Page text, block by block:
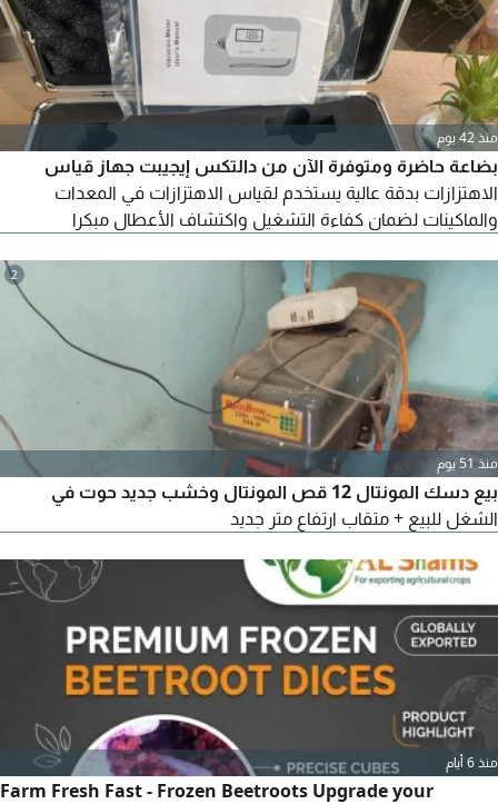
منذ 42 يوم
بضاعة حاضرة ومتوفرة الآن من دالتكس إيجيبت جهاز قياس
الاهتزازات بدقة عالية يستخدم لقياس الاهتزازات في المعدات
والماكينات لضمان كفاءة التشغيل واكتشاف الأعطال مبكرا
2
منذ 51 يوم
بيع دسك المونتال 12 قص المونتال وخشب جديد حوت في
الشغل للبيع + متقاب ارتفاع متر جديد
منذ 6 أيام
Farm Fresh Fast - Frozen Beetroots Upgrade your